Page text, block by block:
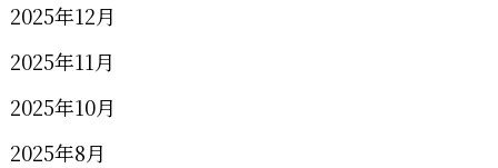
2025年12月
2025年11月
2025年10月
2025年8月